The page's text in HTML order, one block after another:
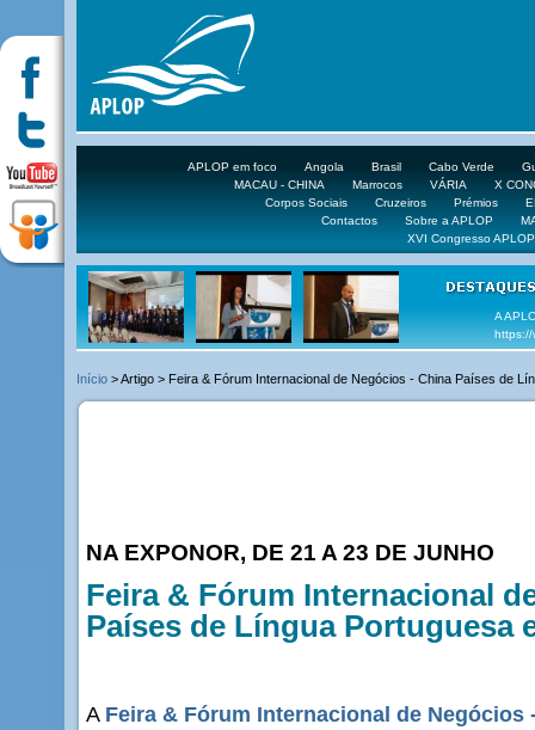
APLOP em foco Angola Brasil Cabo Verde
MACAU - CHINA
Marrocos VÁRIA
X
Corpos Sociais
Cruzeiros Prémios
Contactos
Sobre a APLOP
XVI Congresso APLOP
VEJA
Início > Artigo > Feira & Fórum Internacional de Negócios - China Países de
NA EXPONOR, DE 21 A 23 DE JUNHO
Feira & Fórum Internacional
Países de Língua Portuguesa
A Feira & Fórum Internacional de Negócios